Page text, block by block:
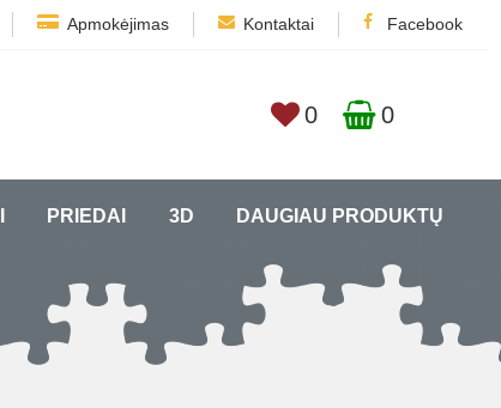
Apmokėjimas Kontaktai Facebook
0 0
PRIEDAI 3D DAUGIAU PRODUKTŲ